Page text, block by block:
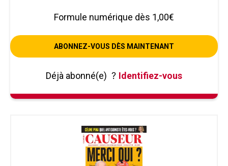
Formule numérique dès 1,00€
ABONNEZ-VOUS DÈS MAINTENANT
Déjà abonné(e) ? Identifiez-vous